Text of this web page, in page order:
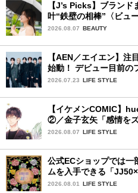
【J’s Picks】ブラン
叶“鉄壁の相棒”〈ビュ
品〉
2026.08.07 BEAUTY
【AEN／エイエン】注
始動！ デビュー目前の
ュー。7人の魅力に迫り
2026.07.23 LIFE STYLE
【イケメンCOMIC】
②／金子玄矢「感情を
せ〜」
2026.08.07 LIFE STYLE
公式ECショップでは一
ムを入手できる「
広島で開催決定
2026.08.01 LIFE STYLE